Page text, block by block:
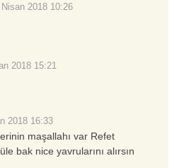
2018 10:26
2018 15:21
2018 16:33
maşallahı var Refet
bak nice yavrularını alırsın